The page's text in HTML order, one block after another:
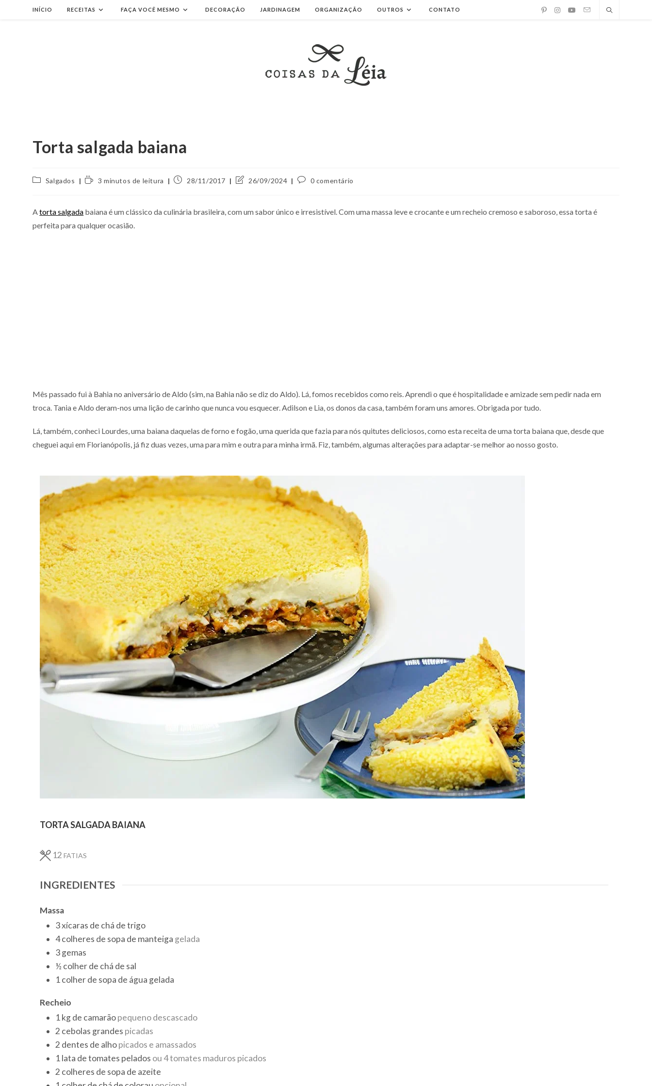
INÍCIO RECEITAS FAÇA VOCÊ MESMO DECORAÇÃO JARDINAGEM ORGANIZAÇÃO OUTROS CONTATO
Torta salgada baiana
Categoria
Salgados
Tempo3 minutos de leitura
Post28/11/2017
Última26/09/2024
Comentários
0 comentário
Atorta salgada baiana é um clássico da culinária brasileira, com um sabor único e irresistível. Com uma massa leve e crocante e um recheio cremoso e saboroso, essa torta é
perfeita para qualquer ocasião.
Mês passado fui à Bahia no aniversário de Aldo (sim, na Bahia não se diz do Aldo). Lá, fomos recebidos como reis. Aprendi o que é hospitalidade e amizade sem pedir nada em
troca. Tania e Aldo deram-nos uma lição de carinho que nunca vou esquecer. Adilson e Lia, os donos da casa, também foram uns amores. Obrigada por tudo.
Lá, também, conheci Lourdes, uma baiana daquelas de forno e fogão, uma querida que fazia para nós quitutes deliciosos, como esta receita de uma torta baiana que, desde que
cheguei aqui em Florianópolis, já fiz duas vezes, uma para mim e outra para minha irmã. Fiz, também, algumas alterações para adaptar-se melhor ao nosso gosto.
TORTA SALGADA BAIANA
12 FATIAS
INGREDIENTES
Massa
3xícaras de chá de trigo
4colheres de sopa de manteiga gelada
3gemas
½ colher de chá de sal
1colher de sopa de água gelada
Recheio
1kgde camarãopequeno descascado
2 cebolas grandes picadas
2 dentes de alhopicados e amassados
1lata de tomates pelados ou 4 tomates maduros picados
2 colheres de sopa de azeite